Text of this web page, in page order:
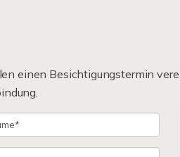
einen Besichtigungstermin